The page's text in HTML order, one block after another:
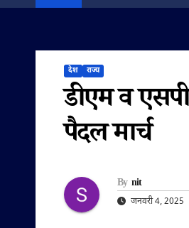
देश राज्य
डीएम व
पैदल मार्च
By nit
जनवरी 4, 2025